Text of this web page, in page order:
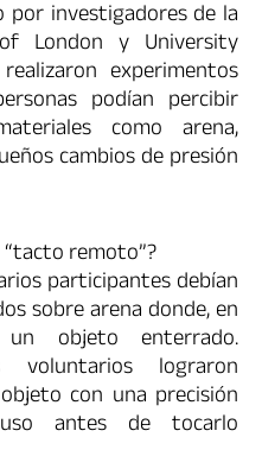
por investigadores de la
London y University
experimentos
podían percibir
como arena,
cambios de presión
remoto”?
participantes debían
sobre arena donde, en
objeto enterrado.
voluntarios lograron
con una precisión
antes de tocarlo